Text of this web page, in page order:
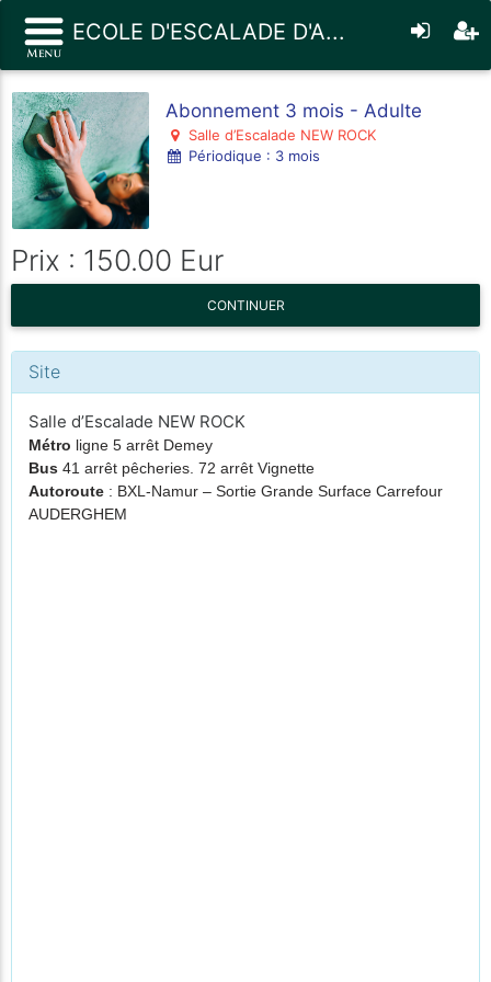
ECOLE D'ESCALADE D'A...
Abonnement 3 mois - Adulte
Salle d’Escalade NEW ROCK
Périodique : 3 mois
Prix : 150.00 Eur
CONTINUER
Site
Salle d’Escalade NEW ROCK
Métro ligne 5 arrêt Demey
Bus 41 arrêt pêcheries. 72 arrêt Vignette
Autoroute : BXL-Namur – Sortie Grande Surface Carrefour
AUDERGHEM